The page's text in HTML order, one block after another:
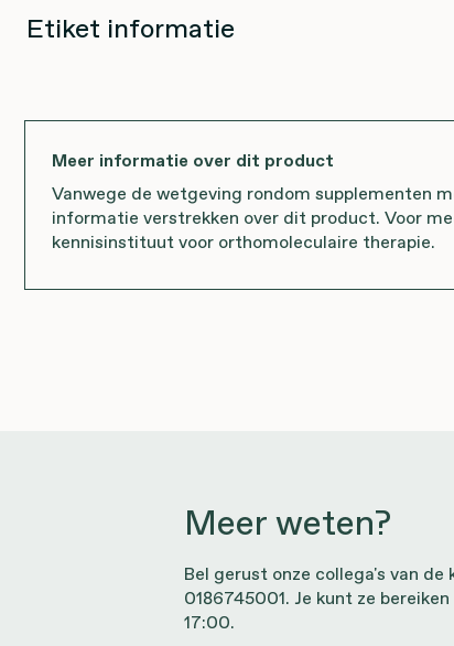
Etiket informatie
Meer informatie over dit product
Vanwege de wetgeving rondom supplementen
informatie verstrekken over dit product. Voor
kennisinstituut voor orthomoleculaire therapie.
Meer weten?
Bel gerust onze collega's van de
0186745001. Je kunt ze
17:00.